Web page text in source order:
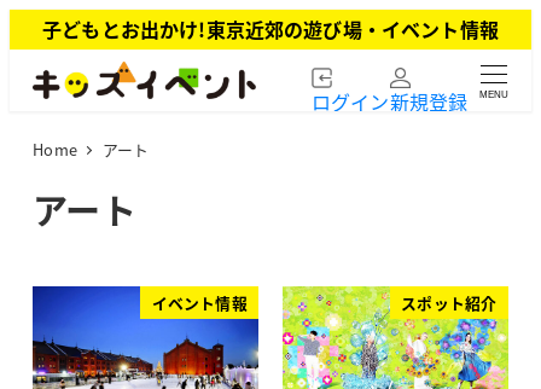
イ
子どもとお出かけ!東京近郊の遊び場・イベント情報
ログイン新規登録 MENU
Home アート
アート
イベント情報 スポット紹介